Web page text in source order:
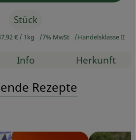
Stück
€ / 1kg 7% MwSt Handelsklasse II
Info Herkunft
Rezepte